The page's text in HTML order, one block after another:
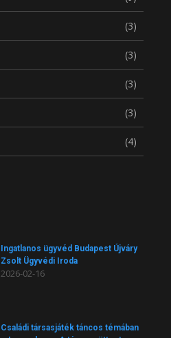
(3)
(3)
(3)
(3)
(4)
Ingatlanos ügyvéd Budapest Újváry
Zsolt Ügyvédi Iroda
2026-02-16
Családi társasjáték táncos témában